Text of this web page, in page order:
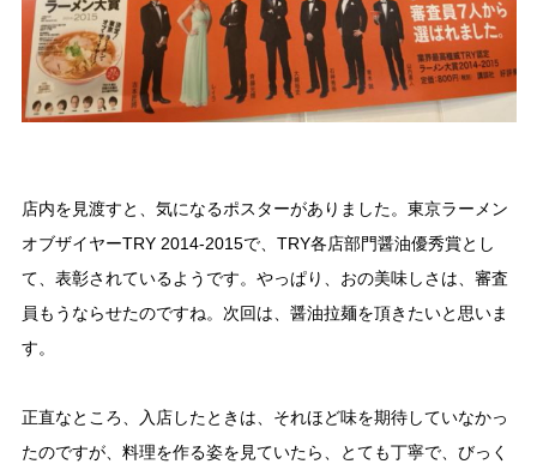
店内を見渡すと、気になるポスターがありました。東京ラーメン
オブザイヤーTRY 2014-2015で、TRY各店部門醤油優秀賞とし
て、表彰されているようです。やっぱり、おの美味しさは、審査
員もうならせたのですね。次回は、醤油拉麺を頂きたいと思いま
す。
正直なところ、入店したときは、それほど味を期待していなかっ
たのですが、料理を作る姿を見ていたら、とても丁寧で、びっく